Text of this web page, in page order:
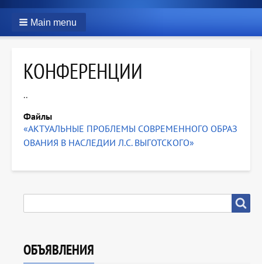
Main menu
КОНФЕРЕНЦИИ
..
Файлы
«АКТУАЛЬНЫЕ ПРОБЛЕМЫ СОВРЕМЕННОГО ОБРАЗ
ОВАНИЯ В НАСЛЕДИИ Л.С. ВЫГОТСКОГО»
ОБЪЯВЛЕНИЯ